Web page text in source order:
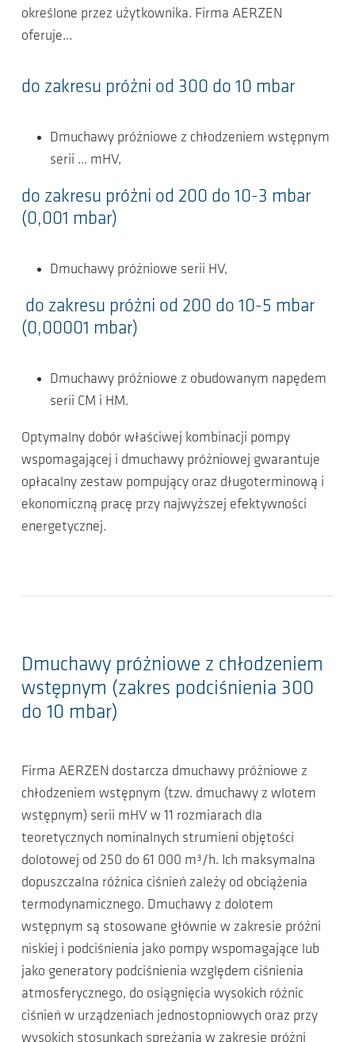
określone przez użytkownika. Firma AERZEN
oferuje...
do zakresu próżni od 300 do 10 mbar
Dmuchawy próżniowe z chłodzeniem wstępnym
serii ... mHV,
do zakresu próżni od 200 do 10-3 mbar
(0,001 mbar)
Dmuchawy próżniowe serii HV,
do zakresu próżni od 200 do 10-5 mbar
(0,00001 mbar)
Dmuchawy próżniowe z obudowanym napędem
serii CM i HM.
Optymalny dobór właściwej kombinacji pompy
wspomagającej i dmuchawy próżniowej gwarantuje
opłacalny zestaw pompujący oraz długoterminową i
ekonomiczną pracę przy najwyższej efektywności
energetycznej.
Dmuchawy próżniowe z chłodzeniem
wstępnym (zakres podciśnienia 300
do 10 mbar)
Firma AERZEN dostarcza dmuchawy próżniowe z
chłodzeniem wstępnym (tzw. dmuchawy z wlotem
wstępnym) serii mHV w 11 rozmiarach dla
teoretycznych nominalnych strumieni objętości
dolotowej od 250 do 61 000 m³/h. Ich maksymalna
dopuszczalna różnica ciśnień zależy od obciążenia
termodynamicznego. Dmuchawy z dolotem
wstępnym są stosowane głównie w zakresie próżni
niskiej i podciśnienia jako pompy wspomagające lub
jako generatory podciśnienia względem ciśnienia
atmosferycznego, do osiągnięcia wysokich różnic
ciśnień w urządzeniach jednostopniowych oraz przy
wysokich stosunkach sprężania w zakresie próżni